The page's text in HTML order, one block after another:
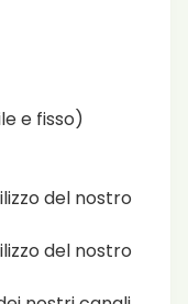
e fisso)
del nostro
del nostro